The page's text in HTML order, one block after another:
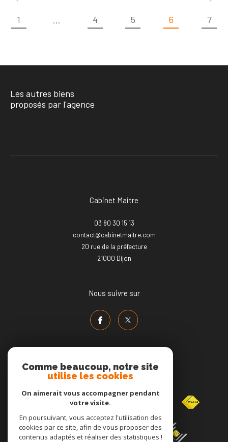
1 ... 4 5 6 7
Les autres biens
proposés par l'agence
Cabinet Maitre
03 80 30 15 13
contact@cabinetmaitre.com
20 rue de la préfecture
21000
dijon
Nous suivre sur
Adhérents
Comme beaucoup, notre site
utilise les cookies
On aimerait vous accompagner pendant
votre visite.
En poursuivant, vous acceptez l'utilisation des
cookies par ce site, afin de vous proposer des
contenus adaptés et réaliser des statistiques !